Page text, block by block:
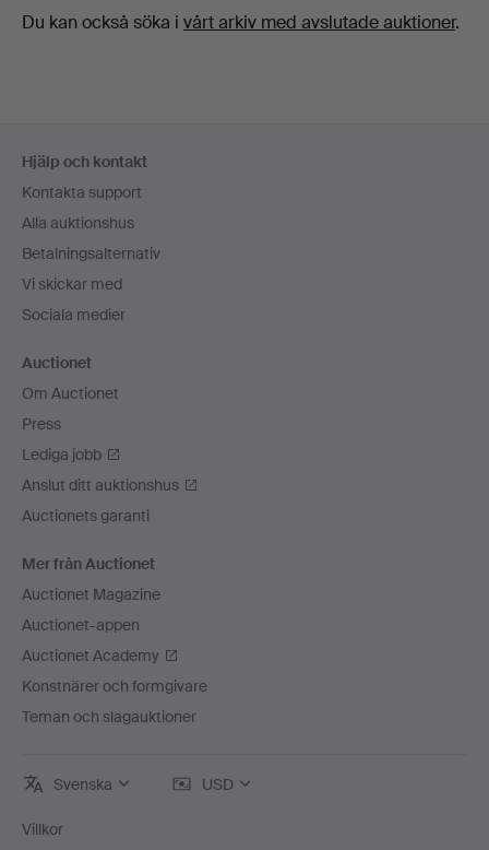
Du kan också söka i vårt arkiv med avslutade auktioner.
Hjälp och kontakt
Kontakta support
Alla auktionshus
Betalningsalternativ
Vi skickar med
Sociala medier
Auctionet
Om Auctionet
Press
Lediga jobb
Anslut ditt auktionshus
Auctionets garanti
Mer från Auctionet
Auctionet Magazine
Auctionet-appen
Auctionet Academy
Konstnärer och formgivare
Teman och slagauktioner
Svenska USD
Villkor